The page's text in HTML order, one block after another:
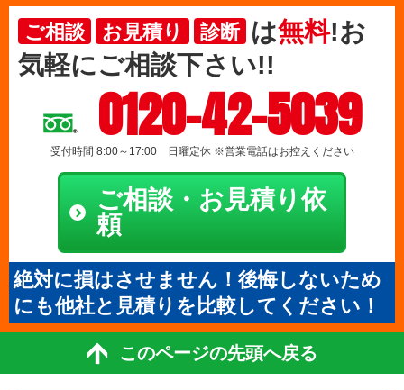
ご相談 お見積り 診断 は無料!お
気軽にご相談下さい!!
0120-42-5039
受付時間 8:00～17:00 日曜定休 ※営業電話はお控えください
ご相談・お見積り依
頼
絶対に損はさせません！後悔しないため
にも他社と見積りを比較してください！
このページの先頭へ戻る